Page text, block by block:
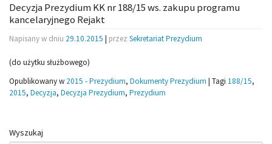
Decyzja Prezydium KK nr 188/15 ws. zakupu programu
kancelaryjnego Rejakt
Napisany w dniu 29.10.2015 | przez Sekretariat Prezydium
(do użytku służbowego)
Opublikowany w 2015 - Prezydium, Dokumenty Prezydium | Tagi 188/15,
2015, Decyzja, Decyzja Prezydium, Prezydium
Wyszukaj